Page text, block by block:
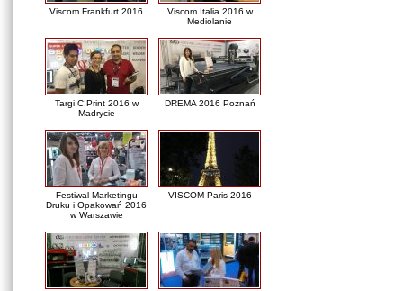
Viscom Frankfurt 2016
Viscom Italia 2016 w
Mediolanie
Targi C!Print 2016 w
Madrycie
DREMA 2016 Poznań
Festiwal Marketingu
Druku i Opakowań 2016
w Warszawie
VISCOM Paris 2016